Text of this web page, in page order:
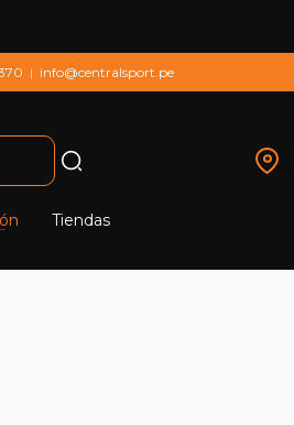
| info@centralsport.pe
Tiendas